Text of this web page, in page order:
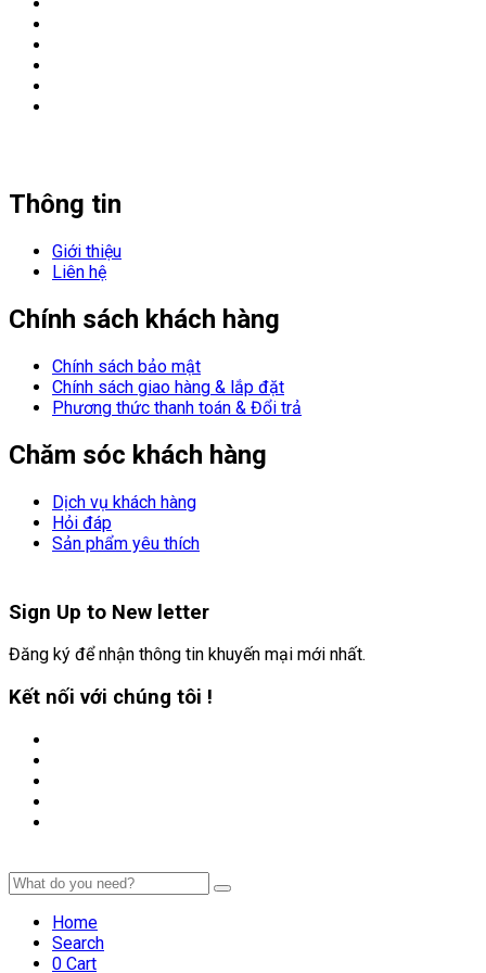
Thông tin
Giới thiệu
Liên hệ
Chính sách khách hàng
Chính sách bảo mật
Chính sách giao hàng & lắp đặt
Phương thức thanh toán & Đổi trả
Chăm sóc khách hàng
Dịch vụ khách hàng
Hỏi đáp
Sản phẩm yêu thích
Sign Up to New letter
Đăng ký để nhận thông tin khuyến mại mới nhất.
Kết nối với chúng tôi !
Home
Search
0 Cart